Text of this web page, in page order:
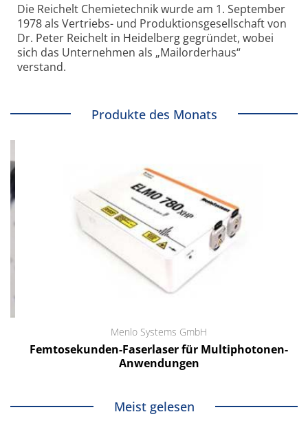
Die Reichelt Chemietechnik wurde am 1. September
1978 als Vertriebs- und Produktionsgesellschaft von
Dr. Peter Reichelt in Heidelberg gegründet, wobei
sich das Unternehmen als „Mailorderhaus“
verstand.
Produkte des Monats
Menlo Systems GmbH
Femtosekunden-Faserlaser für Multiphotonen-
Anwendungen
Meist gelesen